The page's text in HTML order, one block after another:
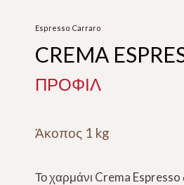
Espresso Carraro
CREMA
ΠΡΟΦΙΛ
Άκοπος 1 kg
Το χαρμάνι Crema Espresso